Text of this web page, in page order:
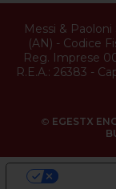
Messi & Paoloni
(AN) - Codice
Reg. Imprese
R.E.A.: 26383 -
© EGESTX